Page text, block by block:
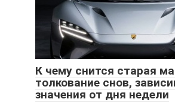
К чему снится старая
толкование снов,
значения от дня недели